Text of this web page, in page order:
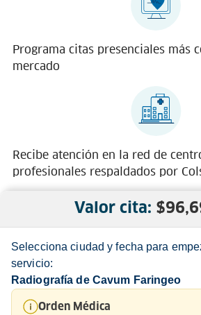
Valor cita: $
Selecciona ciudad y fecha para
servicio:
Radiografía de Cavum Faringeo
Orden Médica
Programa citas presenciales más
mercado
Recibe atención en la red de
profesionales respaldados por